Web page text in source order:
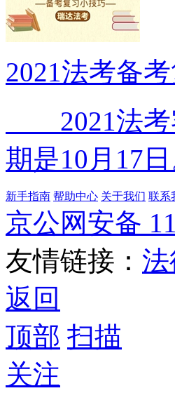
2021法考备
2021法考
期是10月17日
新手指南 帮助中心 关于我们 联系
京公网安备
友情链接：
返回
顶部 扫描
关注